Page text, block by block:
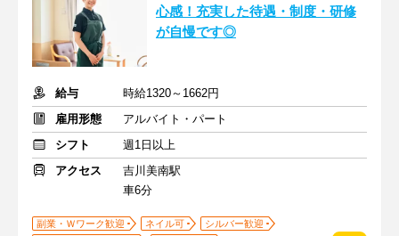
心感！充実した待遇・制度・研修
が自慢です◎
給与
時給1320～1662円
雇用形態
アルバイト・パート
シフト
週1日以上
アクセス
吉川美南駅
車6分
副業・Ｗワーク歓迎 ネイル可
シルバー歓迎